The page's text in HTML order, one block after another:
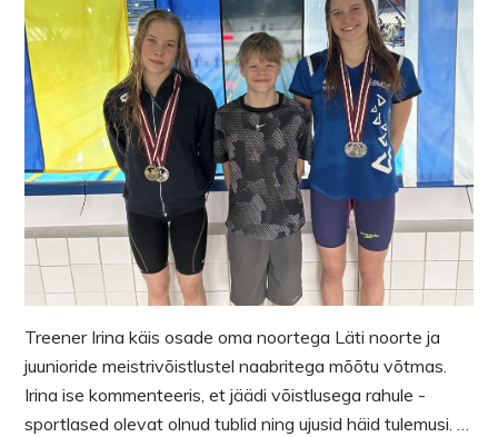
Treener Irina käis osade oma noortega Läti noorte ja
juunioride meistrivõistlustel naabritega mõõtu võtmas.
Irina ise kommenteeris, et jäädi võistlusega rahule -
sportlased olevat olnud tublid ning ujusid häid tulemusi. …